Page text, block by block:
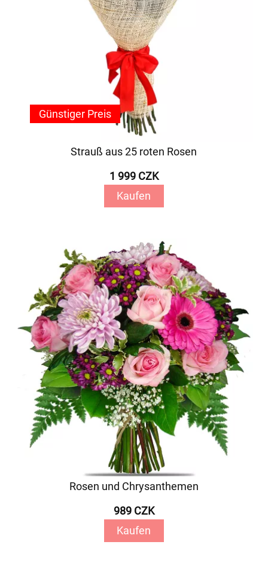
Strauß aus 25 roten Rosen
1 999 CZK
Kaufen
Günstiger Preis
Rosen und Chrysanthemen
989 CZK
Kaufen